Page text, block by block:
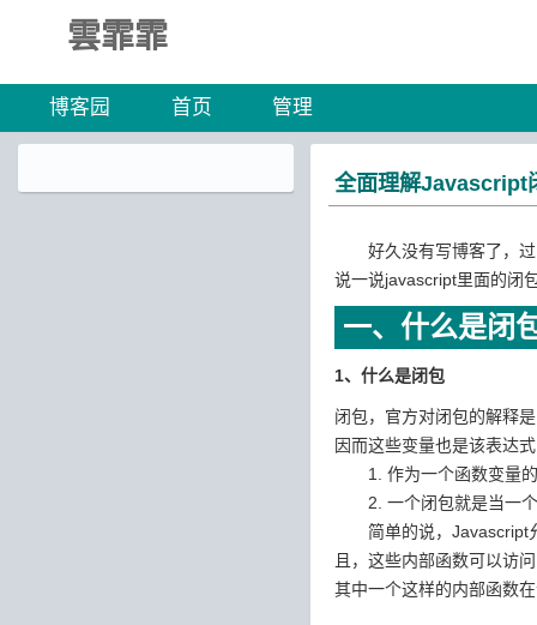
雲霏霏
博客园 首页 管理
全面理解Javascript
好久没有写博客了，过
说一说javascript里面的闭
一、什么是闭
1、什么是闭包
闭包，官方对闭包的解释
因而这些变量也是该表达
1. 作为一个函数变量的
2. 一个闭包就是当一个
简单的说，Javascript允
且，这些内部函数可以访
其中一个这样的内部函数